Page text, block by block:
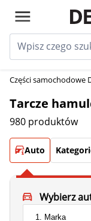
Części samochodowe
Tarcze
980 produktów
Auto
Wybierz